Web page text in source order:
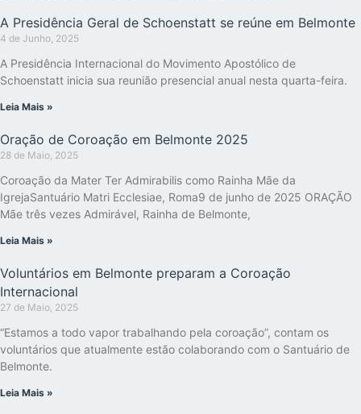
A Presidência Geral de Schoenstatt se reúne em Belmonte
4 de Junho, 2025
A Presidência Internacional do Movimento Apostólico de
Schoenstatt inicia sua reunião presencial anual nesta quarta-feira.
Leia Mais »
Oração de Coroação em Belmonte 2025
28 de Maio, 2025
Coroação da Mater Ter Admirabilis como Rainha Mãe da
IgrejaSantuário Matri Ecclesiae, Roma9 de junho de 2025 ORAÇÃO
Mãe três vezes Admirável, Rainha de Belmonte,
Leia Mais »
Voluntários em Belmonte preparam a Coroação
Internacional
27 de Maio, 2025
“Estamos a todo vapor trabalhando pela coroação”, contam os
voluntários que atualmente estão colaborando com o Santuário de
Belmonte.
Leia Mais »